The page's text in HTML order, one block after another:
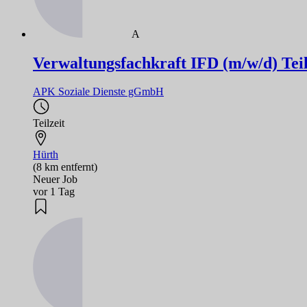
A
Verwaltungsfachkraft IFD (m/w/d)
APK Soziale Dienste gGmbH
Teilzeit
Hürth
(8 km entfernt)
Neuer Job
vor 1 Tag